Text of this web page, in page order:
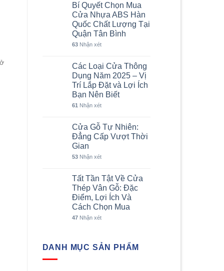
Bí Quyết Chọn Mua
Cửa Nhựa ABS Hàn
Quốc Chất Lượng Tại
Quận Tân Bình
63Nhận xét
Các Loại Cửa Thông
Dụng Năm 2025 – Vị
Trí Lắp Đặt và Lợi Ích
Bạn Nên Biết
61 Nhận xét
Cửa Gỗ Tự Nhiên:
Đẳng Cấp Vượt Thời
Gian
53Nhận xét
Tất Tần Tật Về Cửa
Thép Vân Gỗ: Đặc
Điểm, Lợi Ích Và
Cách Chọn Mua
47Nhận xét
DANH MỤC SẢN PHẨM